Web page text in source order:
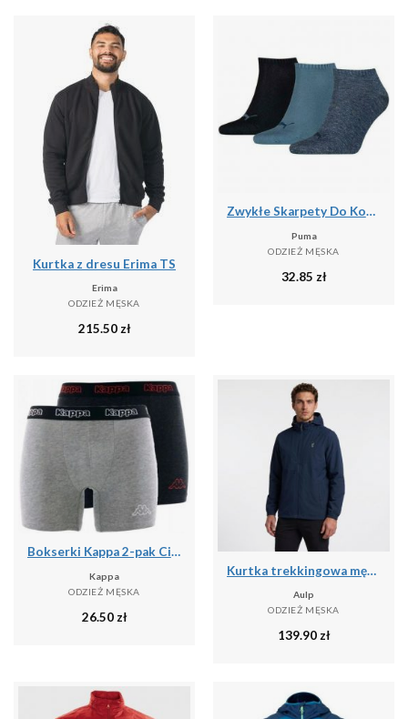
Kurtka z dresu Erima TS
Erima
ODZIEŻ MĘSKA
215.50zł
Zwykłe Skarpety Do Kostki Unisex Dla Dorosłych (zestaw 3 Sztuk)
Puma
ODZIEŻ MĘSKA
32.85 zł
Bokserki Kappa 2-pak Ciemnoszary-Jasnoszary Ciemnoszary/szary St.
Kappa
ODZIEŻ MĘSKA
26.50 zł
Kurtka trekkingowa męska wodoodporna AULP DOLAN rozpinana z kapturem
Aulp
ODZIEŻ MĘSKA
139.90zł